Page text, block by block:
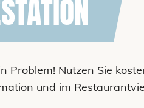
Problem! Nutzen Sie
und im